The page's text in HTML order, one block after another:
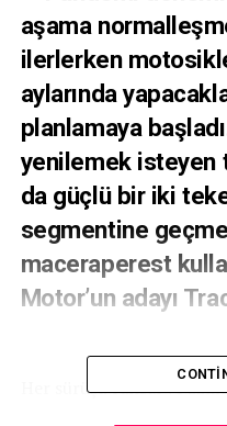
aşama
ilerlerken
aylarında
planlamaya
yenilemek isteyen
da güçlü bir iki
segmentine
maceraperest
Motor’un adayı
Her sürüşü ruhsal ve